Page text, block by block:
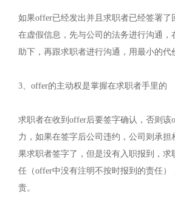
如果offer已经发出并且求职者已经签署了
在虚假信息，先与公司的法务进行沟通，
助下，再跟求职者进行沟通，用最小的代
3、‬offer的主动权是掌握在求职者手里的
求职者在收到offer后要签字确认，否则该
力，如果在签字后公司违约，公司则承担
果求职者签字了，但是没有入职报到，求
任（offer中没有注明不按时报到的责任）
责。